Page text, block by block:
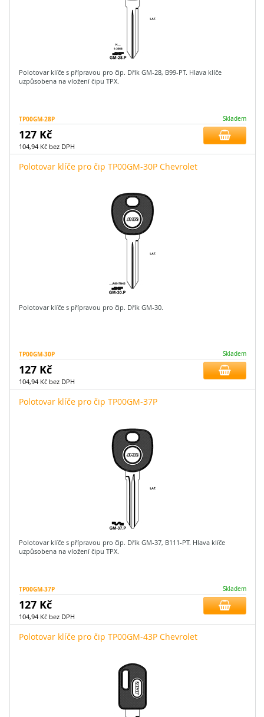
Polotovar klíče s přípravou pro čip. Dřík GM-28, B99-PT. Hlava klíče
uzpůsobena na vložení čipu TPX.
TP00GM-28P Skladem
127 Kč
104,94 Kč bez DPH
Polotovar klíče pro čip TP00GM-30P Chevrolet
Polotovar klíče s přípravou pro čip. Dřík GM-30.
TP00GM-30P Skladem
127 Kč
104,94 Kč bez DPH
Polotovar klíče pro čip TP00GM-37P
Polotovar klíče s přípravou pro čip. Dřík GM-37, B111-PT. Hlava klíče
uzpůsobena na vložení čipu TPX.
TP00GM-37P Skladem
127 Kč
104,94 Kč bez DPH
Polotovar klíče pro čip TP00GM-43P Chevrolet